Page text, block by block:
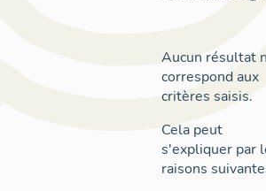
Aucun résultat
correspond aux
critères saisis.
Cela peut
s'expliquer par
raisons